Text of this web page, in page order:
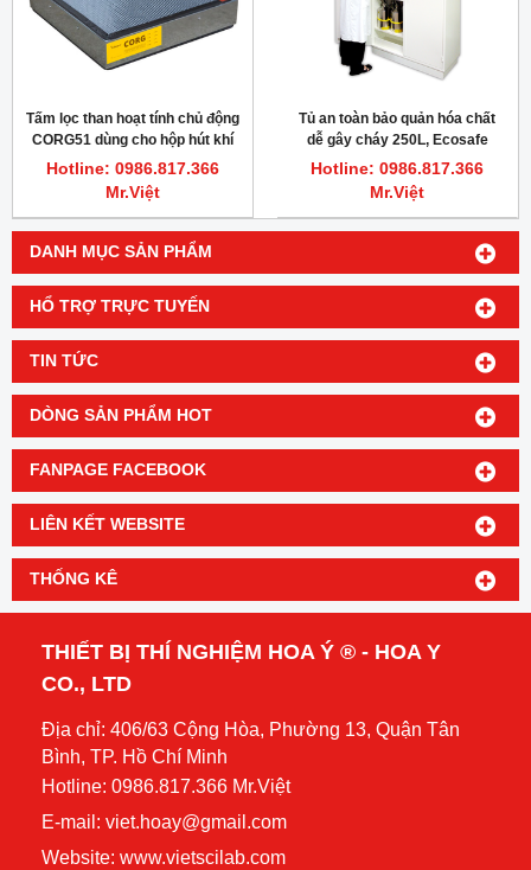
DANH MỤC SẢN PHẨM
HỔ TRỢ TRỰC TUYẾN
TIN TỨC
DÒNG SẢN PHẨM HOT
FANPAGE FACEBOOK
LIÊN KẾT WEBSITE
THỐNG KÊ
Tấm lọc than hoạt tính chủ động
CORG51 dùng cho hộp hút khí
H50+
Hotline: 0986.817.366
Mr.Việt
Tủ an toàn bảo quản hóa chất
dễ gây cháy 250L, Ecosafe
S2004T, ISO 1182
Hotline: 0986.817.366
Mr.Việt
THIẾT BỊ THÍ NGHIỆM HOA Ý ® - HOA Y
CO., LTD
Địa chỉ: 406/63 Cộng Hòa, Phường 13, Quận Tân
Bình, TP. Hồ Chí Minh
Hotline: 0986.817.366 Mr.Việt
E-mail: viet.hoay@gmail.com
Website: www.vietscilab.com